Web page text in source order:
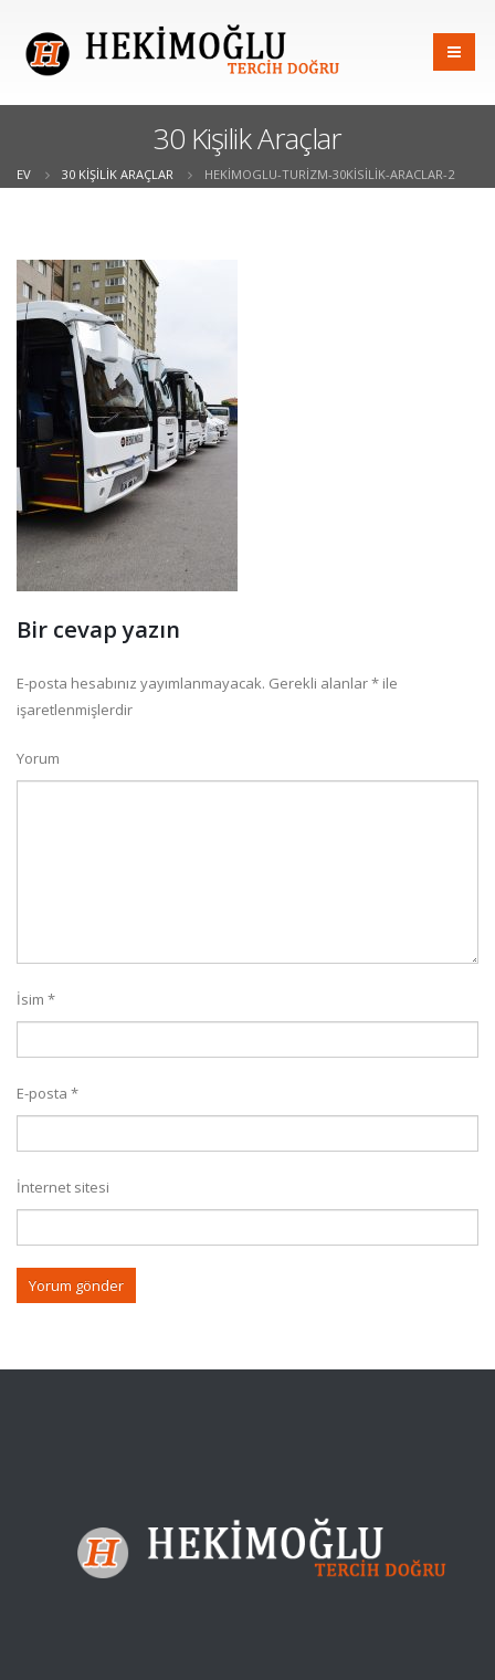
30 Kişilik Araçlar
EV 30 KIŞILIK ARAÇLAR HEKIMOGLU-TURIZM-30KISILIK-ARACLAR-2
Bir cevap yazın
E-posta hesabınız yayımlanmayacak. Gerekli alanlar* ile
işaretlenmişlerdir
Yorum
İsim *
E-posta *
İnternet sitesi